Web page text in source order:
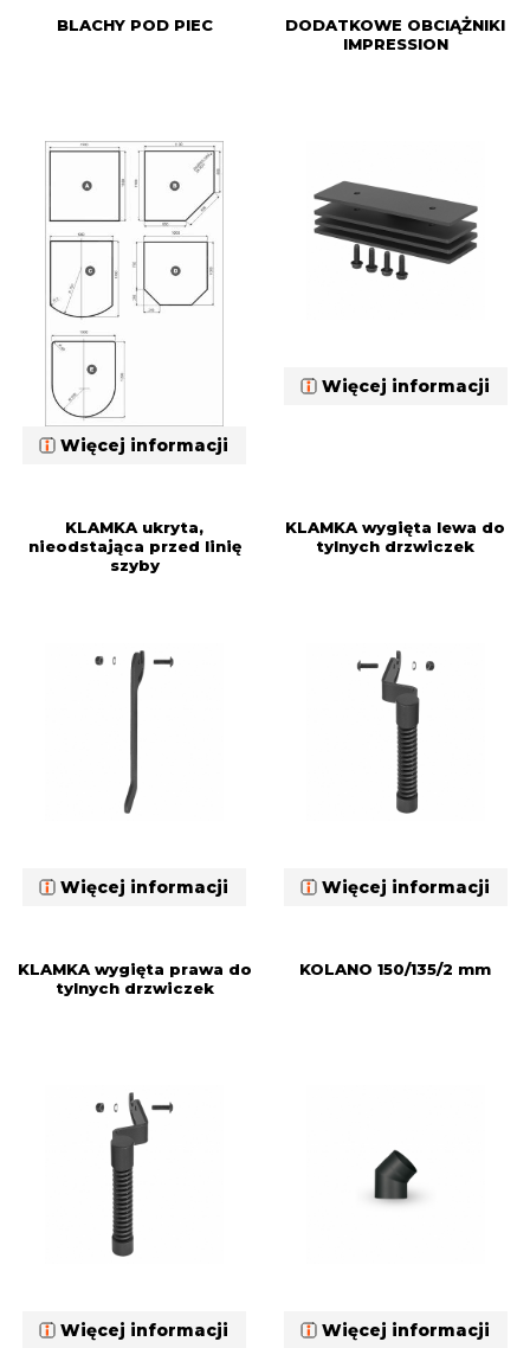
BLACHY POD PIEC
Więcej informacji
DODATKOWE OBCIĄŻNIKI
IMPRESSION
Więcej informacji
KLAMKA ukryta,
nieodstająca przed linię
szyby
Więcej informacji
KLAMKA wygięta lewa do
tylnych drzwiczek
Więcej informacji
KLAMKA wygięta prawa do
tylnych drzwiczek
Więcej informacji
KOLANO 150/135/2 mm
Więcej informacji